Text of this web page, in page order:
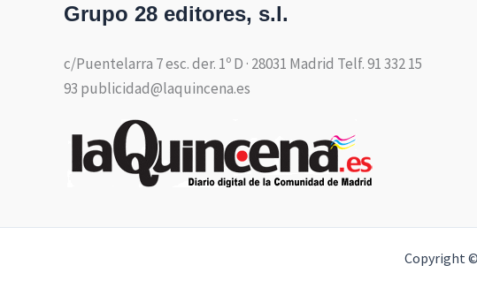
Grupo 28 editores, s.l.
c/Puentelarra 7 esc. der. 1º D · 28031 Madrid Telf. 91 332 15
93 publicidad@laquincena.es
Copyright